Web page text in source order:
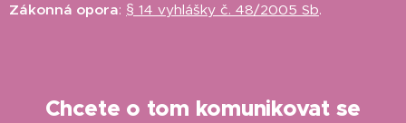
Zákonná opora: § 14 vyhlášky č. 48/2005 Sb.
Chcete o tom komunikovat se